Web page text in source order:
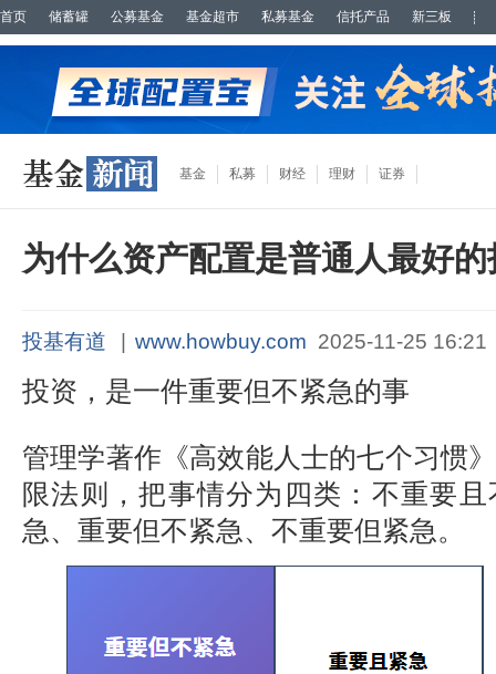
首页 储蓄罐 公募基金 基金超市 私募基金 信托产品 新三板
基金 私募 财经 理财 证券
为什么资产配置是普通人最好
投基有道 www.howbuy.com 2025-11-25 16:21
投资，是一件重要但不紧急的事
管理学著作《高效能人士的七个习惯
限法则，把事情分为四类：不重要
急、重要但不紧急、不重要但紧急。